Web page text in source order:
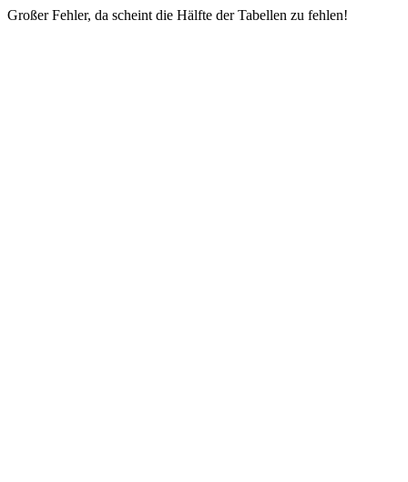
Großer Fehler, da scheint die Hälfte der Tabellen zu fehlen!